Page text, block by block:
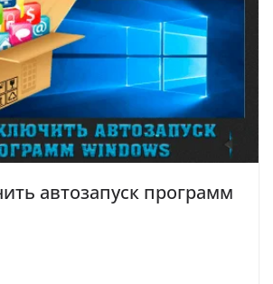
автозапуск программ